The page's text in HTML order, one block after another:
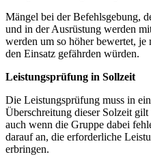
Mängel bei der Befehlsgebung,
und in der Ausrüstung werden
werden um so höher bewertet,
den Einsatz gefährden würden.
Leistungsprüfung in Sollzeit
Die Leistungsprüfung muss in
Überschreitung dieser Solzeit
auch wenn die Gruppe dabei
darauf an, die erforderliche
erbringen.